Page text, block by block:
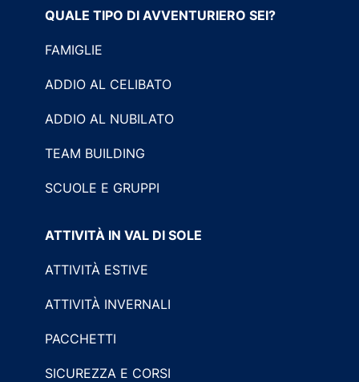
QUALE TIPO DI AVVENTURIERO SEI?
FAMIGLIE
ADDIO AL CELIBATO
ADDIO AL NUBILATO
TEAM BUILDING
SCUOLE E GRUPPI
ATTIVITÀ IN VAL DI SOLE
ATTIVITÀ ESTIVE
ATTIVITÀ INVERNALI
PACCHETTI
SICUREZZA E CORSI